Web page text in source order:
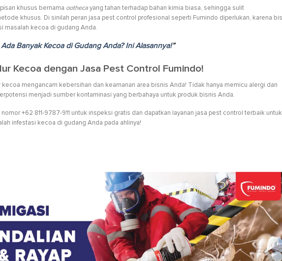
khusus bernama oothecayang tahan terhadap bahan kimia biasa, sehingga sulit
khusus. Di sinilah peran jasa pest control profesional seperti Fumindo diperlukan, karena
masalah kecoa di gudang Anda.
Banyak Kecoa di Gudang Anda? Ini Alasannya!”
Kecoa dengan Jasa Pest Control Fumindo!
kecoa mengancam kebersihan dan keamanan area bisnis Anda! Tidak hanya memicu alergi dan
menjadi sumber kontaminasi yang berbahaya untuk produk bisnis Anda.
+62 811-9787-911 untuk inspeksi gratis dan dapatkan layanan jasa pest control terbaik untuk
infestasi kecoa di gudang Anda pada ahlinya!